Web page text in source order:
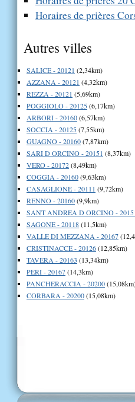
Horaires de prières
Autres villes
SALICE - 20121 (2,34km)
AZZANA - 20121 (4,32km)
REZZA - 20121 (5,69km)
POGGIOLO - 20125(6,17km)
ARBORI - 20160(6,57km)
SOCCIA - 20125(7,55km)
GUAGNO - 20160(7,87km)
SARI D ORCINO - 20151 (8,37km)
VERO - 20172(8,49km)
COGGIA - 20160(9,63km)
CASAGLIONE - 20111 (9,72km)
RENNO - 20160(9,9km)
SANT ANDREA D ORCINO -
SAGONE - 20118(11,5km)
VALLE DI MEZZANA - 20167
CRISTINACCE - 20126(12,85km)
TAVERA - 20163 (13,34km)
PERI - 20167(14,3km)
PANCHERACCIA - 20200
CORBARA - 20200(15,08km)